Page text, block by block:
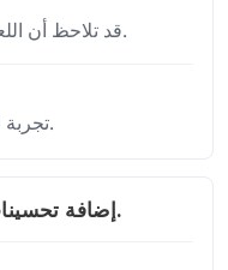
قد تلاحظ أن اللعبة تعمل بشكل أسرع وأكثر استجابة.
تجربة لعب أكثر سلاسة ومتعة دون انقطاع.
إضافة تحسينات طفيفة على واجهة المستخدم.